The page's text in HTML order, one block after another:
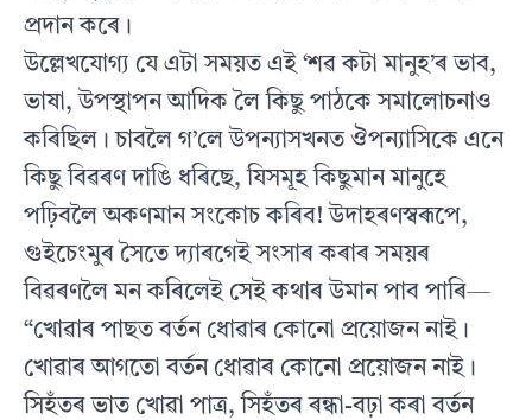
প্ৰদান কৰে।
উল্লেখযোগ্য যে এটা সময়ত এই ‘শৱ কটা মানুহ’ৰ ভাব,
ভাষা, উপস্থাপন আদিক লৈ কিছু পাঠকে সমালোচনাও
কৰিছিল। চাবলৈ গ’লে উপন্যাসখনত ঔপন্যাসিকে এনে
কিছু বিৱৰণ দাঙি ধৰিছে, যিসমূহ কিছুমান মানুহে
পঢ়িবলৈ অকণমান সংকোচ কৰিব! উদাহৰণস্বৰূপে,
গুইচেংমুৰ সৈতে দ্যাৰগেই সংসাৰ কৰাৰ সময়ৰ
বিৱৰণলৈ মন কৰিলেই সেই কথাৰ উমান পাব পাৰি—
“খোৱাৰ পাছত বৰ্তন ধোৱাৰ কোনো প্ৰয়োজন নাই।
খোৱাৰ আগতো বৰ্তন ধোৱাৰ কোনো প্ৰয়োজন নাই।
সিহঁতৰ ভাত খোৱা পাত্ৰ, সিহঁতৰ ৰন্ধা-বঢ়া কৰা বৰ্তন